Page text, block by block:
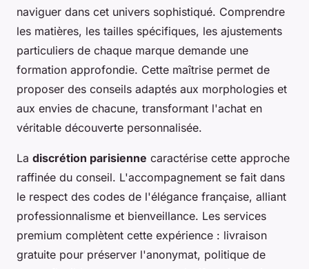
naviguer dans cet univers sophistiqué. Comprendre
les matières, les tailles spécifiques, les ajustements
particuliers de chaque marque demande une
formation approfondie. Cette maîtrise permet de
proposer des conseils adaptés aux morphologies et
aux envies de chacune, transformant l'achat en
véritable découverte personnalisée.
La discrétion parisienne caractérise cette approche
raffinée du conseil. L'accompagnement se fait dans
le respect des codes de l'élégance française, alliant
professionnalisme et bienveillance. Les services
premium complètent cette expérience : livraison
gratuite pour préserver l'anonymat, politique de